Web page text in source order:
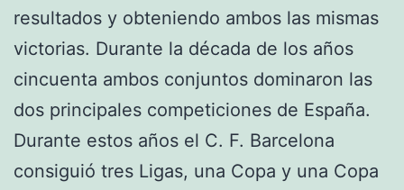
resultados y obteniendo ambos las mismas
victorias. Durante la década de los años
cincuenta ambos conjuntos dominaron las
dos principales competiciones de España.
Durante estos años el C. F. Barcelona
consiguió tres Ligas, una Copa y una Copa